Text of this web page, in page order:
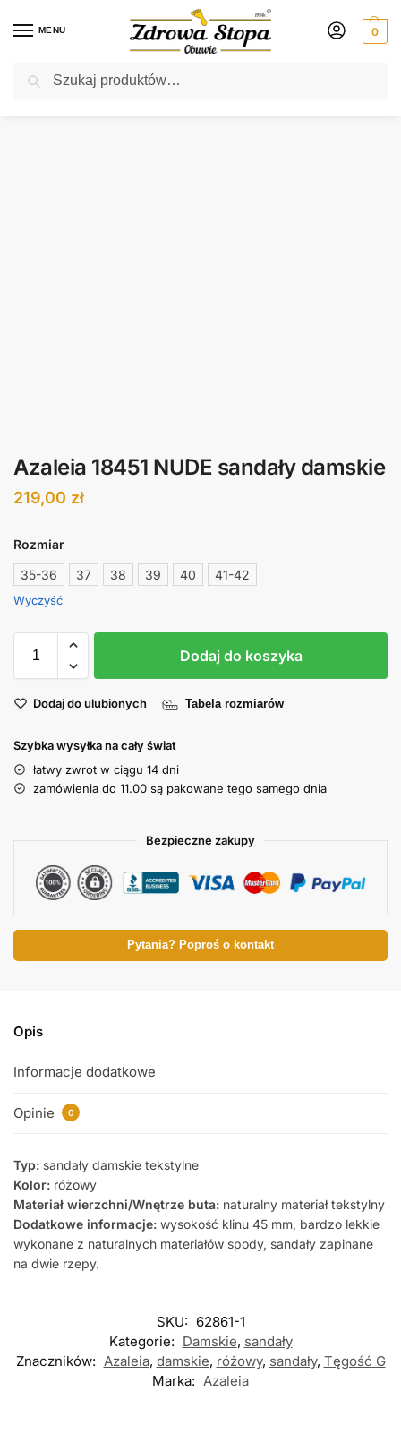
MENU 0
Rabat ⚡ 5% kod: ZDROWASTOPA (na obuwie poza promocją)
Azaleia 18451 NUDE sandały damskie
219,00 zł
Rozmiar
35-36
37 38 39 40 41-42
Wyczyść
Dodaj do koszyka
Dodaj do ulubionych Tabela rozmiarów
Szybka wysyłka na cały świat
łatwy zwrot w ciągu 14 dni
zamówienia do 11.00 są pakowane tego samego dnia
Bezpieczne zakupy
Pytania? Poproś o kontakt
Opis
Informacje dodatkowe
Opinie 0
Typ: sandały damskie tekstylne
Kolor: różowy
Materiał wierzchni/Wnętrze buta: naturalny materiał tekstylny
Dodatkowe informacje: wysokość klinu 45 mm, bardzo lekkie
wykonane z naturalnych materiałów spody, sandały zapinane
na dwie rzepy.
SKU: 62861-1
Kategorie: Damskie, sandały
Znaczników: Azaleia, damskie, różowy, sandały, Tęgość G
Marka: Azaleia